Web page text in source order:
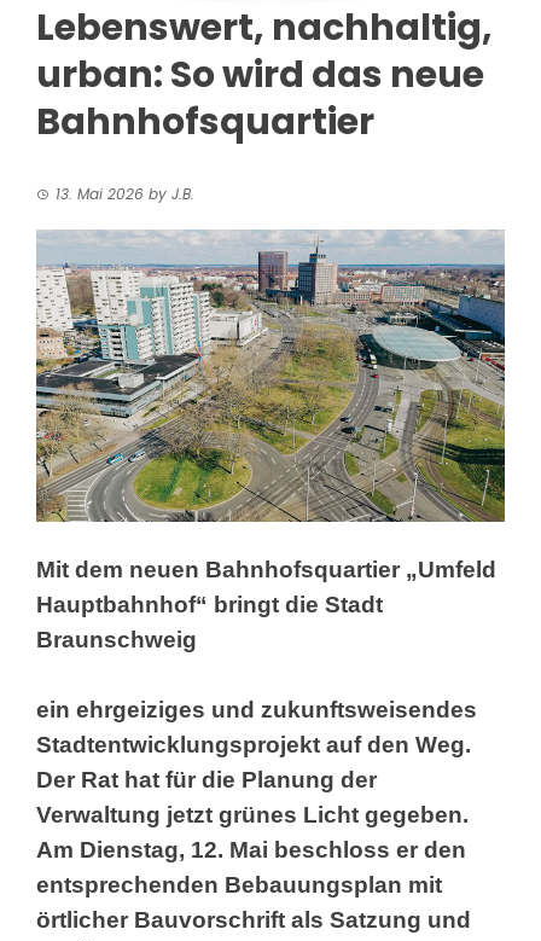
Lebenswert, nachhaltig,
urban: So wird das neue
Bahnhofsquartier
13. Mai 2026 by J.B.
Mit dem neuen Bahnhofsquartier „Umfeld
Hauptbahnhof“ bringt die Stadt
Braunschweig
ein ehrgeiziges und zukunftsweisendes
Stadtentwicklungsprojekt auf den Weg.
Der Rat hat für die Planung der
Verwaltung jetzt grünes Licht gegeben.
Am Dienstag, 12. Mai beschloss er den
entsprechenden Bebauungsplan mit
örtlicher Bauvorschrift als Satzung und